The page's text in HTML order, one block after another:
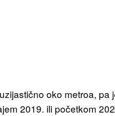
oko metroa, pa
2019. ili početkom